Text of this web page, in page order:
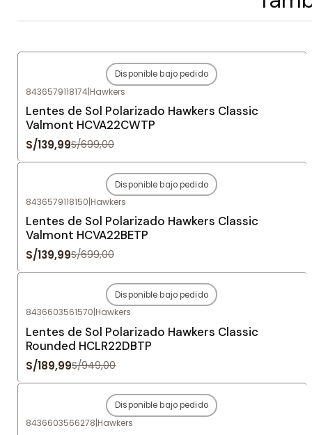
Agotado
Disponible bajo pedido
8436579118174|Hawkers
Lentes de Sol Polarizado Hawkers Classic
Valmont HCVA22CWTP
S/139,99S/699,00
Agotado
Disponible bajo pedido
8436579118150|Hawkers
Lentes de Sol Polarizado Hawkers Classic
Valmont HCVA22BETP
S/139,99S/699,00
Agotado
Disponible bajo pedido
8436603561570|Hawkers
Lentes de Sol Polarizado Hawkers Classic
Rounded HCLR22DBTP
S/189,99S/949,00
Agotado
Disponible bajo pedido
8436603566278|Hawkers